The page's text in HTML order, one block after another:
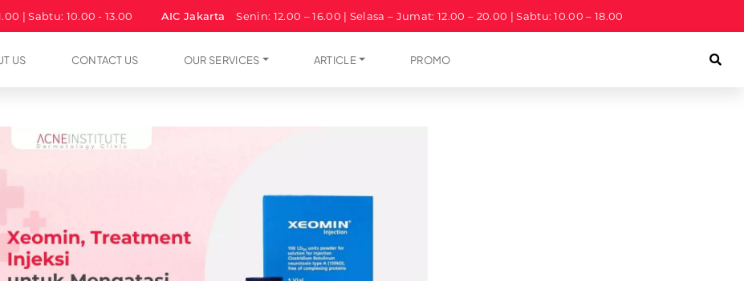
| Sabtu: 10.00 - 13.00 AIC Jakarta Senin: 12.00 – 16.00 | Selasa – Jumat: 12.00 – 20.00 | Sabtu: 10.00 – 18.00
US CONTACT US OUR SERVICES ARTICLE PROMO